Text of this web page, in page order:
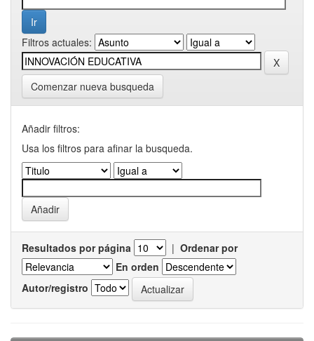
Filtros actuales:
Comenzar nueva busqueda
Añadir filtros:
Usa los filtros para afinar la busqueda.
Resultados por página | Ordenar por
En orden
Autor/registro